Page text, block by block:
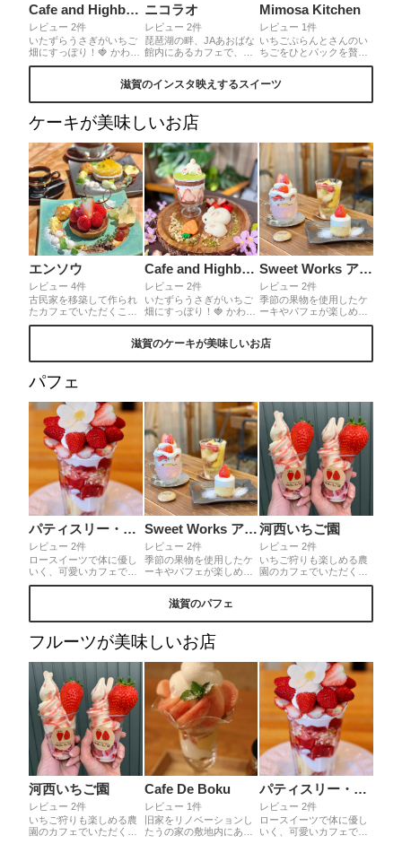
Cafe and Highball Bar CAN
レビュー 2件
いたずらうさぎがいちご
畑にすっぽり！🍓 かわい
いおしりはバニラアイス
キ🍰 うさぎ親子はパンナ
ごなどが入っていて ささ
やかな幸せ💗
ニコラオ
レビュー 2件
琵琶湖の畔、JAあおばな
館内にあるカフェで、サ
ンドの断面がフォトジェ
ンズバジルチキンはグリ
ドニービーンズをミック
スし、トマトとクリーム
チーズを挟んだ食べ応え
のあるサンド。こはるフ
ルーツはこはる農園の完
熟いちごを使ったいちご
クリームサンドです。
Mimosa Kitchen
レビュー 1件
いちごぷらんとさんのい
ちごをひとパックを贅沢
に使用✨ショートケーキ
ーなどいろいろな味わい
けると本当テラス💕のど
かな風景が広がり癒され
る〜🥰目の前は無農薬肥
料の畑なんだって✨
滋賀のインスタ映えするスイーツ
ケーキが美味しいお店
エンソウ
レビュー 4件
古民家を移築して作られ
たカフェでいただくこだ
わりのタルトは、まるで
画のように美しくフォト
Cafe and Highball Bar CAN
レビュー 2件
いたずらうさぎがいちご
畑にすっぽり！🍓 かわい
いおしりはバニラアイス
キ🍰 うさぎ親子はパンナ
Sweet Works アラベスク舎
レビュー 2件
季節の果物を使用したケ
ーキやパフェが楽しめま
す🍰🍓🍹 木の温もりのあ
せます🌿
滋賀のケーキが美味しいお店
パフェ
パティスリー・ユーピ・ユーピ
レビュー 2件
ロースイーツで体に優し
いく、可愛いカフェで苺
20個以上使った超苺グラ
食べられますよ☆カフェ
は土日限定で予約必須な
ようです
Sweet Works アラベスク舎
レビュー 2件
季節の果物を使用したケ
ーキやパフェが楽しめま
す🍰🍓🍹 木の温もりのあ
せます🌿
河西いちご園
レビュー 2件
いちご狩りも楽しめる農
園のカフェでいただく朝
摘み苺のパフェ。甘く濃
滋賀のパフェ
フルーツが美味しいお店
河西いちご園
レビュー 2件
いちご狩りも楽しめる農
園のカフェでいただく朝
Cafe De Boku
レビュー 1件
旧家をリノベーションし
たうの家の敷地内にある
パティスリー・ユーピ・ユーピ
レビュー 2件
ロースイーツで体に優し
いく、可愛いカフェで苺